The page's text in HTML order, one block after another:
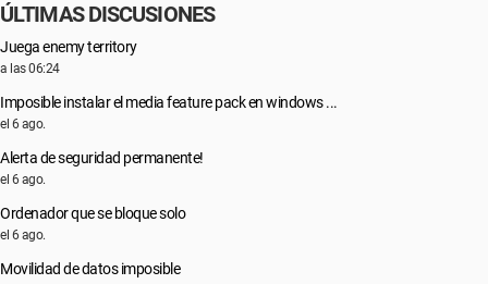
ÚLTIMAS DISCUSIONES
Juega enemy territory
a las 06:24
Imposible instalar el media feature pack en windows ...
el 6 ago.
Alerta de seguridad permanente!
el 6 ago.
Ordenador que se bloque solo
el 6 ago.
Movilidad de datos imposible